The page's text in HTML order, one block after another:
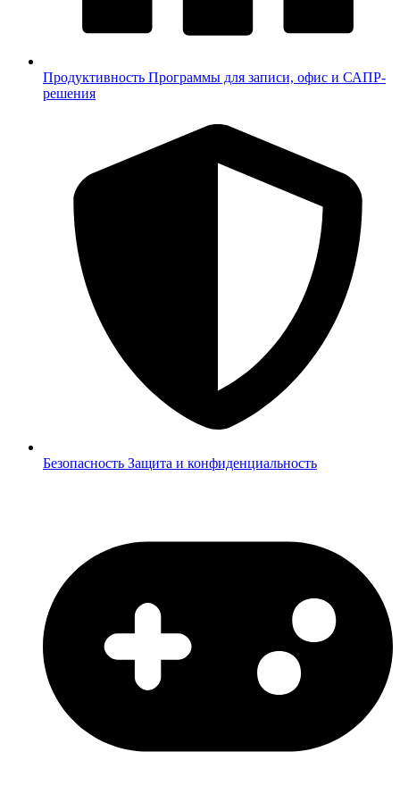
Продуктивность Программы для записи, офис и САПР-
решения
Безопасность Защита и конфиденциальность